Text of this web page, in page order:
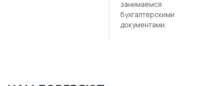
занимаемся
бухгалтерскими
документами.